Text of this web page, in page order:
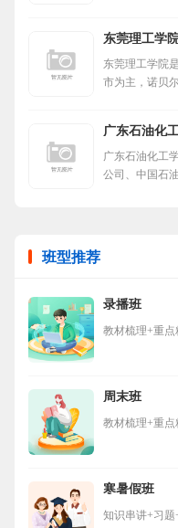
东莞理工学
东莞理工学院
市为主，诺贝
广东石油化
广东石油化工
公司、中国石
班型推荐
录播班
教材梳理+重
周末班
教材梳理+重
寒暑假班
知识串讲+习题